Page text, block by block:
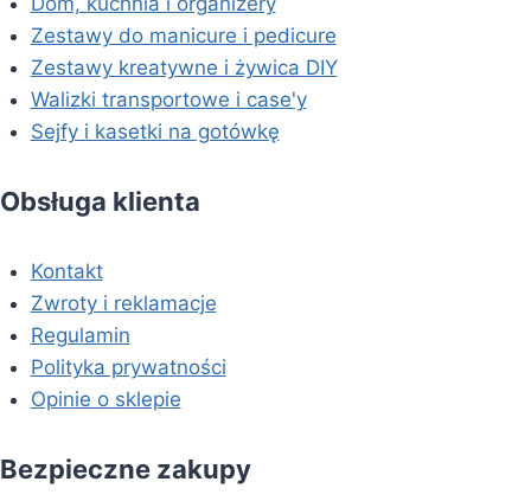
Zestawy do manicure i pedicure
Zestawy kreatywne i żywica DIY
Walizki transportowe i case'y
Sejfy i kasetki na gotówkę
Obsługa klienta
Kontakt
Zwroty i reklamacje
Regulamin
Polityka prywatności
Opinie o sklepie
Bezpieczne zakupy